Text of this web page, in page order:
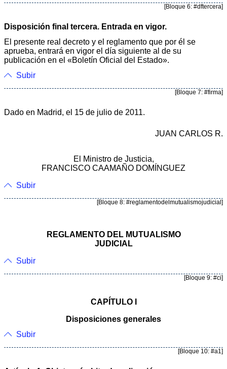
[Bloque 6: #dftercera]
Disposición final tercera. Entrada en vigor.
El presente real decreto y el reglamento que por él se
aprueba, entrará en vigor el día siguiente al de su
publicación en el «Boletín Oficial del Estado».
Subir
[Bloque 7: #firma]
Dado en Madrid, el 15 de julio de 2011.
JUAN CARLOS R.
El Ministro de Justicia,
FRANCISCO CAAMAÑO DOMÍNGUEZ
Subir
[Bloque 8: #reglamentodelmutualismojudicial]
REGLAMENTO DEL MUTUALISMO
JUDICIAL
Subir
[Bloque 9: #ci]
CAPÍTULO I
Disposiciones generales
Subir
[Bloque 10: #a1]